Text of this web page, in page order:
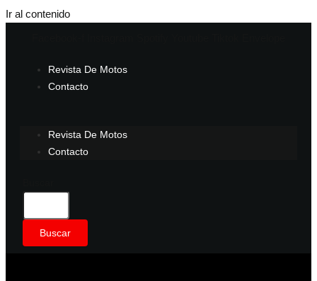
Ir al contenido
Revista De Motos
Contacto
Revista De Motos
Contacto
Buscar